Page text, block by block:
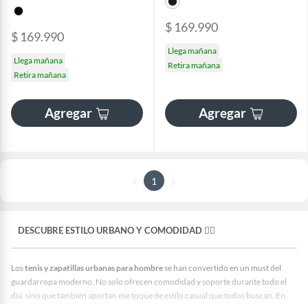
$ 169.990
Llega mañana
Retira mañana
Agregar
$ 169.990
Llega mañana
Retira mañana
Agregar
1
DESCUBRE ESTILO URBANO Y COMODIDAD 🚶‍♂️
Lostenis y zapatillas urbanas para hombrese han convertido en un must del
guardarropa moderno. No solo ofrecen comodidad y soporte durante todo el
día, sino que también aportan ese toque de estilo casual que todos buscan. En